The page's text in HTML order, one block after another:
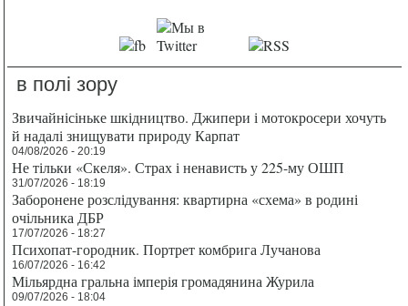
в полі зору
Звичайнісіньке шкідництво. Джипери і мотокросери хочуть
й надалі знищувати природу Карпат
04/08/2026 - 20:19
Не тільки «Скеля». Страх і ненависть у 225-му ОШП
31/07/2026 - 18:19
Заборонене розслідування: квартирна «схема» в родині
очільника ДБР
17/07/2026 - 18:27
Психопат-городник. Портрет комбрига Лучанова
16/07/2026 - 16:42
Мільярдна гральна імперія громадянина Журила
09/07/2026 - 18:04